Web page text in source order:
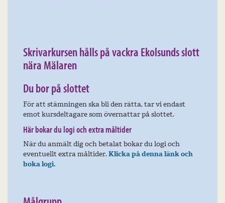
Skrivarkursen hålls på vackra Ekolsunds slott
nära Mälaren
Du bor på slottet
För att stämningen ska bli den rätta, tar vi endast
emot kursdeltagare som övernattar på slottet.
Här bokar du logi och extra måltider
När du anmält dig och betalat bokar du logi och
eventuellt extra måltider.Klicka på denna länk och
boka logi.